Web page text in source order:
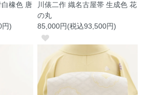
橡色 唐
円)
川俵二作 織名古屋帯 生成色 花
の丸
85,000円(税込93,500円)